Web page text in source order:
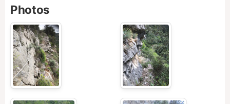
Photos